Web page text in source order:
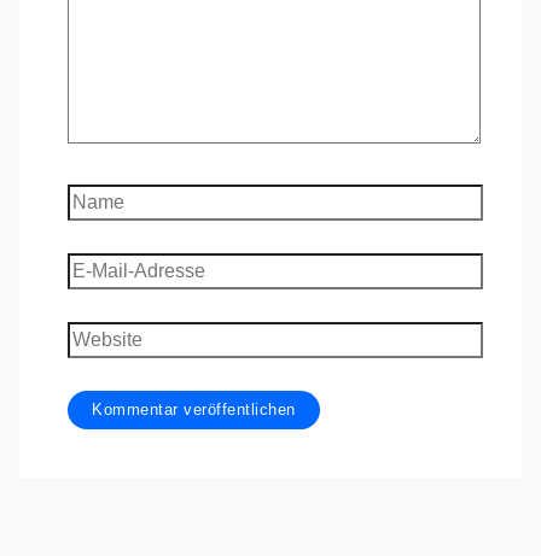
Name
E-
Mail-
Adresse
Website